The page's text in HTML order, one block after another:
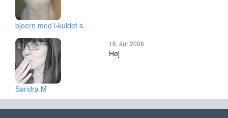
bjoern med l-kuldet s
Sandra M
18. apr 2008
Høj